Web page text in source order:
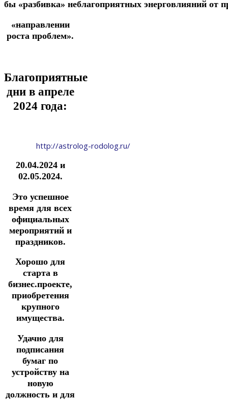
бы «разбивка» неблагоприятных энерговлияний от
«направлении
роста проблем».
Благоприятные
дни в апреле
2024 года:
http://astrolog-rodolog.ru/
20.04.2024 и
02.05.2024.
Это успешное
время для всех
официальных
мероприятий и
праздников.
Хорошо для
старта в
бизнес.проекте,
приобретения
крупного
имущества.
Удачно для
подписания
бумаг по
устройству на
новую
должность и для